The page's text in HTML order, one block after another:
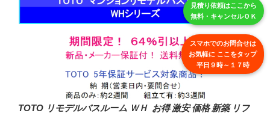
TOTO リモデルバスルーム ＷＨ お得 激安 価格 新築 リフ
見積り依頼はここから
無料・キャンセルＯＫ
スマホでのお問合せは
お気軽に ここをタップ
平日９時～１７時